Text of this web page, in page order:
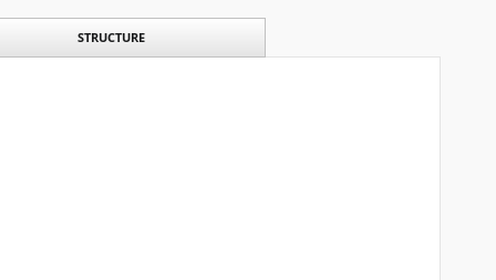
STRUCTURE